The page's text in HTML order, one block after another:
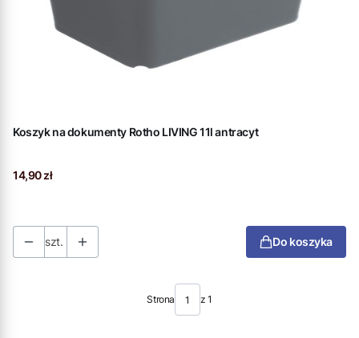
Koszyk na dokumenty Rotho LIVING 11l antracyt
Cena
14,90 zł
szt. Do koszyka
Strona z 1